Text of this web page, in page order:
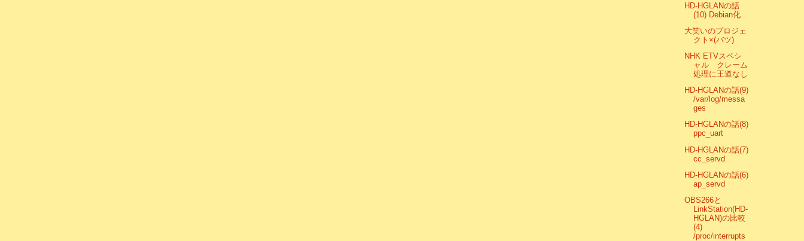
HD-HGLANの話
(10) Debian化
大笑いのプロジェ
クト×(バツ)
NHK ETVスペシ
ャル クレーム
処理に王道なし
HD-HGLANの話(9)
/var/log/messa
ges
HD-HGLANの話(8)
ppc_uart
HD-HGLANの話(7)
cc_servd
HD-HGLANの話(6)
ap_servd
OBS266と
LinkStation(HD-
HGLAN)の比較
(4)
/proc/interrupts